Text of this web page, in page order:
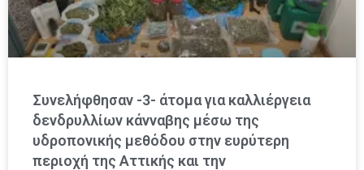
Συνελήφθησαν -3- άτομα για καλλιέργεια
δενδρυλλίων κάνναβης μέσω της
υδροπονικής μεθόδου στην ευρύτερη
περιοχή της Αττικής και την